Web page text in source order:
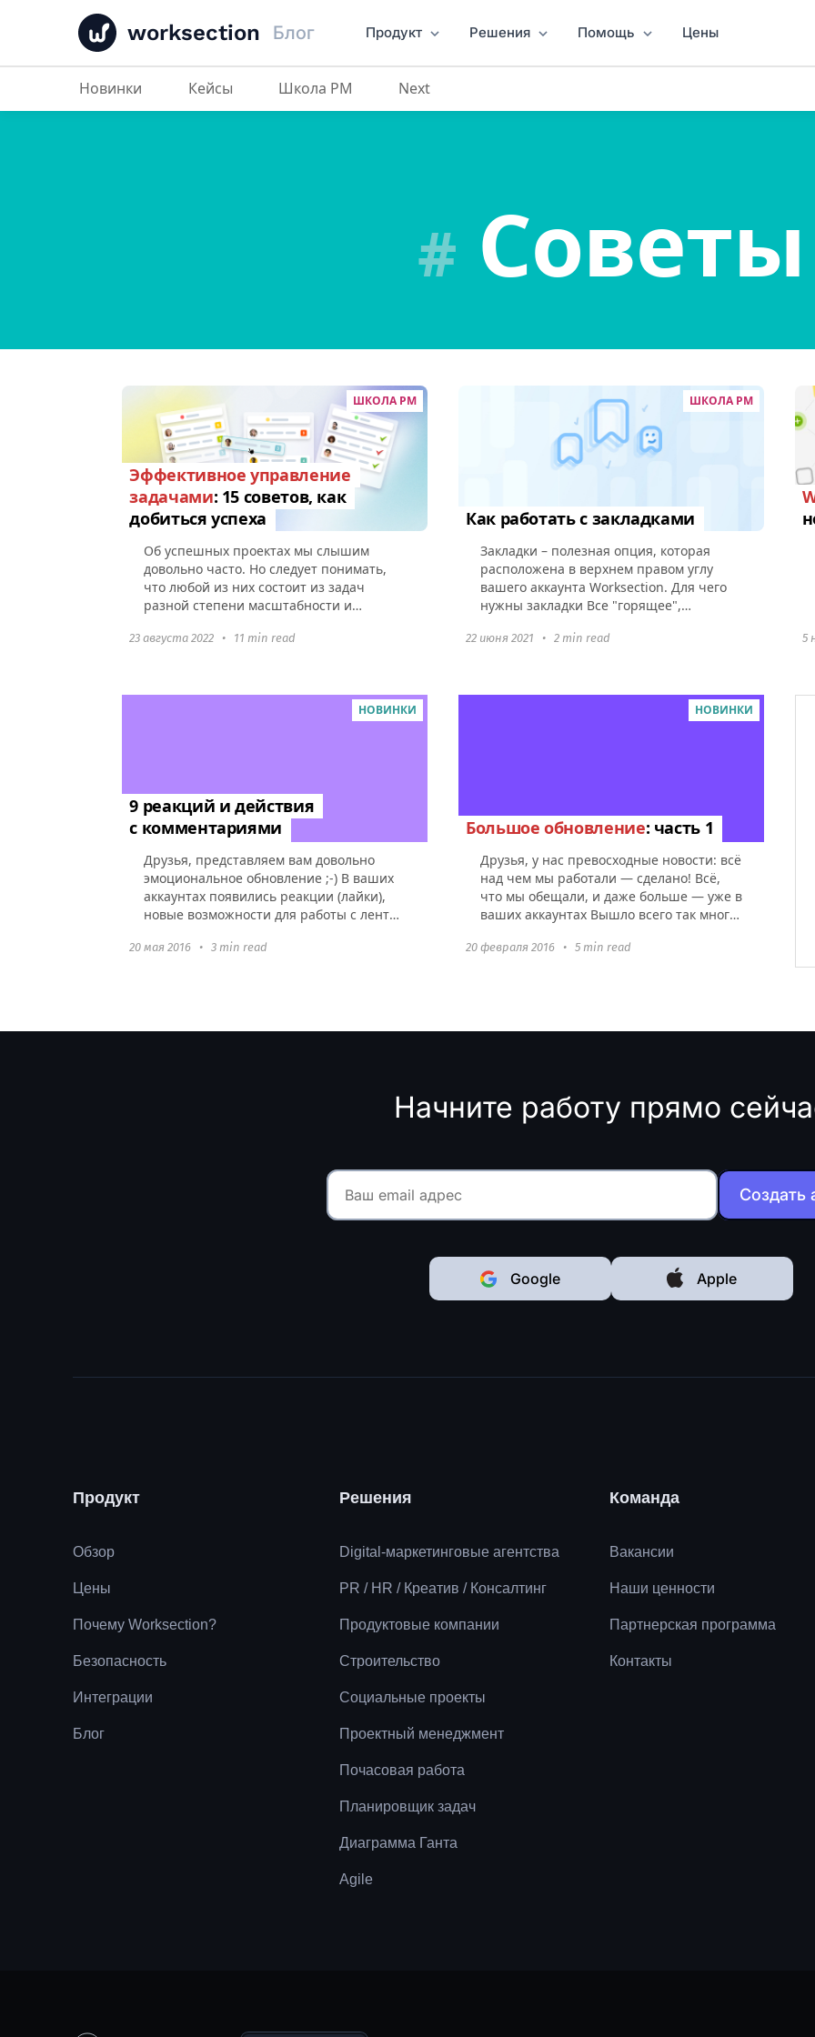
worksection Блог Продукт Решения Помощь Цены
Новинки Кейсы Школа PM Next
# Советы
ШКОЛА PM
Эффективное управление
задачами: 15 советов, как
добиться успеха
Об успешных проектах мы слышим
довольно часто. Но следует понимать,
что любой из них состоит из задач
разной степени масштабности и
глобально, удачное завершение
23 августа 2022 • 11 min read
ШКОЛА PM
Как работать с закладками
Закладки – полезная опция, которая
расположена в верхнем правом углу
вашего аккаунта Worksection. Для чего
нужны закладки Все "горящее",
закладки, чтобы держать на...
22 июня 2021 • 2 min read 5
НОВИНКИ
9 реакций и действия
с комментариями
Друзья, представляем вам довольно
эмоциональное обновление ;-) В ваших
аккаунтах появились реакции (лайки),
новые возможности для работы с лентой
полезных улучшений! Давайте...
20 мая 2016 •3 min read
НОВИНКИ
Большое обновление: часть 1
Друзья, у нас превосходные новости: всё
над чем мы работали — сделано! Всё,
что мы обещали, и даже больше — уже в
ваших аккаунтах Вышло всего так много,
представляем...
20 февраля 2016 • 5 min read
Начните работу прямо
Создать
Google Apple
Продукт
Обзор
Цены
Почему Worksection?
Безопасность
Интеграции
Блог
Решения
Digital-маркетинговые агентства
PR / HR / Креатив / Консалтинг
Продуктовые компании
Строительство
Социальные проекты
Проектный менеджмент
Почасовая работа
Планировщик задач
Диаграмма Ганта
Agile
Команда
Вакансии
Наши ценности
Партнерская программа
Контакты